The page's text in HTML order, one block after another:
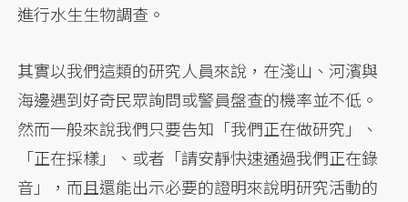
進行水生生物調查。
其實以我們這類的研究人員來說，在淺山、河濱與
海邊遇到好奇民眾詢問或警員盤查的機率並不低。
然而一般來說我們只要告知「我們正在做研究」、
「正在採樣」、或者「請安靜快速通過我們正在錄
音」，而且還能出示必要的證明來說明研究活動的